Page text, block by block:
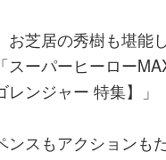
お芝居の秀樹も堪能
スーパーヒーロー
レンジャー 特集】
ンスもアクションも